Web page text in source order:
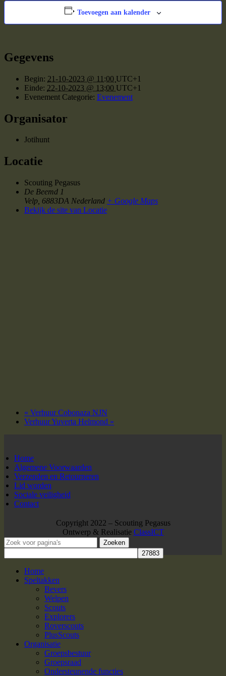
Toevoegen aan kalender
Gegevens
Begin: 21-10-2023 @ 11:00 UTC+1
Einde: 22-10-2023 @ 13:00 UTC+1
Evenement Categorie: Evenement
Organisator
Jotihunt
Locatie
Scouting Pegasus
De Beemd 1
Velp 6883DA Nederland + Google Maps
Bekijk de site van Locatie
« Verhuur Cobonaza NJN
Verhuur Yuverta Helmond »
Home
Algemene Voorwaarden
Verzenden en Retourneren
Lid worden
Sociale veiligheid
Contact
Copyright 2022 – Scouting Pegasus
Ontwerp & Realisatie ClassICT
Zoeken
Home
Speltakken
Bevers
Welpen
Scouts
Explorers
Roverscouts
PlusScouts
Organisatie
Groepsbestuur
Groepsraad
Ondersteunende functies